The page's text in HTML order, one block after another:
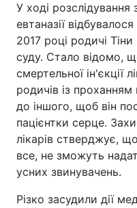
Тема оформлення
У ході
евтаназії
2017 році родичі
суду. Стало відомо,
смертельної ін'єкції
родичів із проханням
до іншого, щоб він
пацієнтки серце.
лікарів стверджує,
все, не зможуть
усних звинувачень.
Різко засудили дії